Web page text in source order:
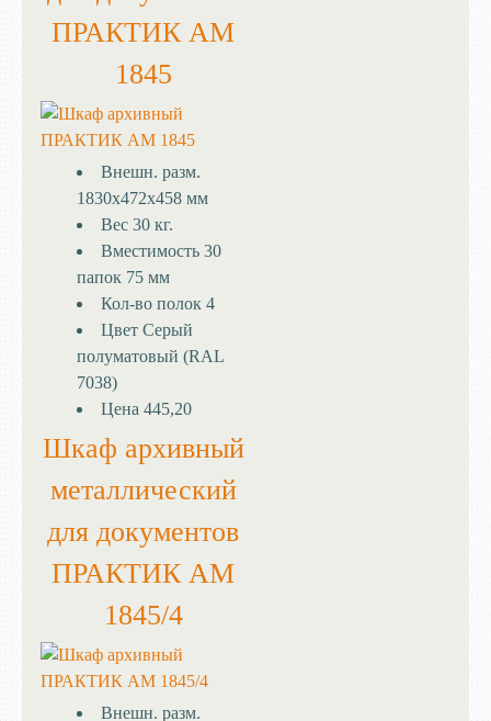
ПРАКТИК AM
1845
Внешн. разм.
1830x472x458 мм
Вес 30 кг.
Вместимость 30
папок 75 мм
Кол-во полок 4
Цвет Серый
полуматовый (RAL
7038)
Цена 445,20
Шкаф архивный
металлический
для документов
ПРАКТИК AM
1845/4
Внешн. разм.